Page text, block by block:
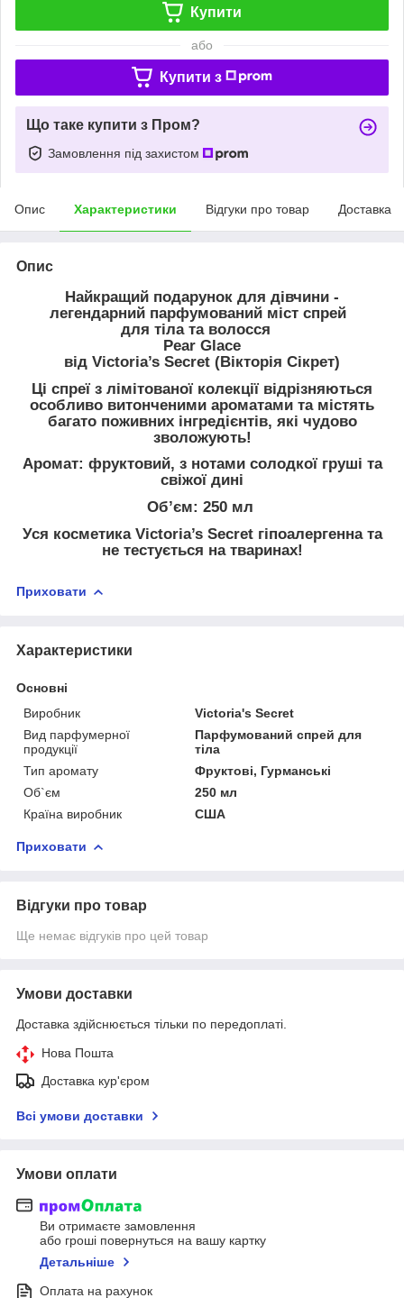
Купити
або
Купити з
Що таке купити з Пром?
Замовлення під захистом
Опис Характеристики Відгуки про товар Доставка
Опис
Найкращий подарунок для дівчини -
легендарний парфумований міст спрей
для тіла та волосся
Pear Glace
від Victoria’s Secret (Вікторія Сікрет)
Ці спреї з лімітованої колекції відрізняються
особливо витонченими ароматами та містять
багато поживних інгредієнтів, які чудово
зволожують!
Аромат: фруктовий, з нотами солодкої груші та
свіжої дині
Об’єм: 250 мл
Уся косметика Victoria’s Secret гіпоалергенна та
не тестується на тваринах!
Приховати
Характеристики
Основні
Виробник
Victoria's Secret
Вид парфумерної
продукції
Парфумований спрей для
тіла
Тип аромату
Фруктові, Гурманські
Об`єм
250 мл
Країна виробник
США
Приховати
Відгуки про товар
Ще немає відгуків про цей товар
Умови доставки
Доставка здійснюється тільки по передоплаті.
Нова Пошта
Доставка кур'єром
Всі умови доставки
Умови оплати
Ви отримаєте замовлення
або гроші повернуться на вашу картку
Детальніше
Оплата на рахунок